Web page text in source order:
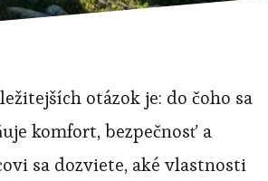
otázok je: do čoho sa
komfort, bezpečnosť a
sa dozviete, aké vlastnosti